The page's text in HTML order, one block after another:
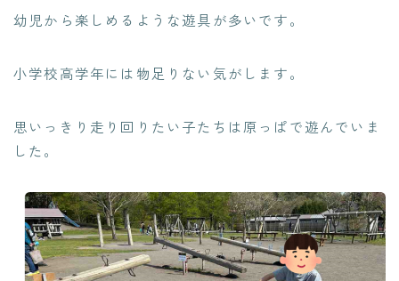
幼児から楽しめるような遊具が多いです。
小学校高学年には物足りない気がします。
思いっきり走り回りたい子たちは原っぱで遊んでいま
した。